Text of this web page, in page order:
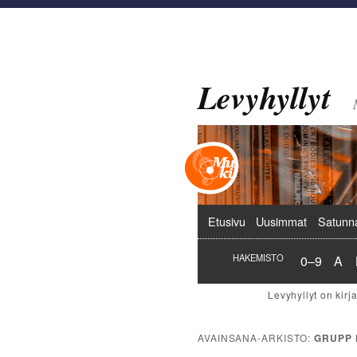
Levyhyllyt
Päävalikko
Etusivu Uusimmat
HAKEMISTO 0–9 A
AVAINSANA-ARKISTO:GRUPP